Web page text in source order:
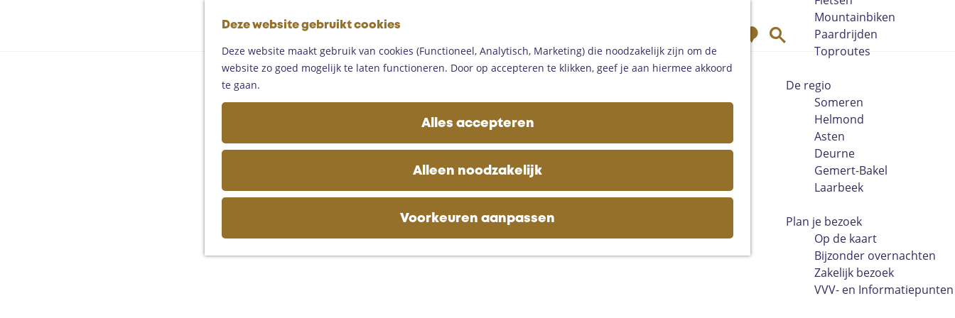
Deze website gebruikt cookies
Deze website maakt gebruik van cookies (Functioneel, Analytisch, Marketing) die noodzakelijk zijn om de
website zo goed mogelijk te laten functioneren. Door op accepteren te klikken, geef je aan hiermee akkoord
te gaan.
Alles accepteren
Alleen noodzakelijk
Voorkeuren aanpassen
n
a
r
d
h
o
e
p
a
g
e
n
K
o
k
Mountainbiken
Paardrijden
Toproutes
De regio
Someren
Helmond
Asten
Deurne
Gemert-Bakel
Laarbeek
Plan je bezoek
Op de kaart
Bijzonder overnachten
Zakelijk bezoek
VVV- en Informatiepunten